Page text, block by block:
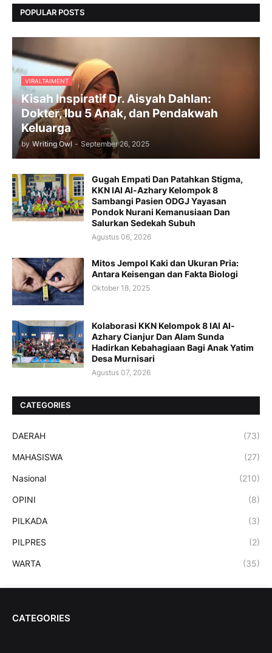
POPULAR POSTS
VIRALTAIMENT
Kisah Inspiratif Dr. Aisyah Dahlan:
Dokter, Ibu 5 Anak, dan Pendakwah
Keluarga
by Writing Owl - September 26, 2025
Gugah Empati Dan Patahkan Stigma,
KKN IAI Al-Azhary Kelompok 8
Sambangi Pasien ODGJ Yayasan
Pondok Nurani Kemanusiaan Dan
Salurkan Sedekah Subuh
Agustus 06, 2026
Mitos Jempol Kaki dan Ukuran Pria:
Antara Keisengan dan Fakta Biologi
Oktober 18, 2025
Kolaborasi KKN Kelompok 8 IAI Al-
Azhary Cianjur Dan Alam Sunda
Hadirkan Kebahagiaan Bagi Anak Yatim
Desa Murnisari
Agustus 07, 2026
CATEGORIES
DAERAH (73)
MAHASISWA (27)
Nasional (210)
OPINI (8)
PILKADA (3)
PILPRES (2)
WARTA (35)
CATEGORIES